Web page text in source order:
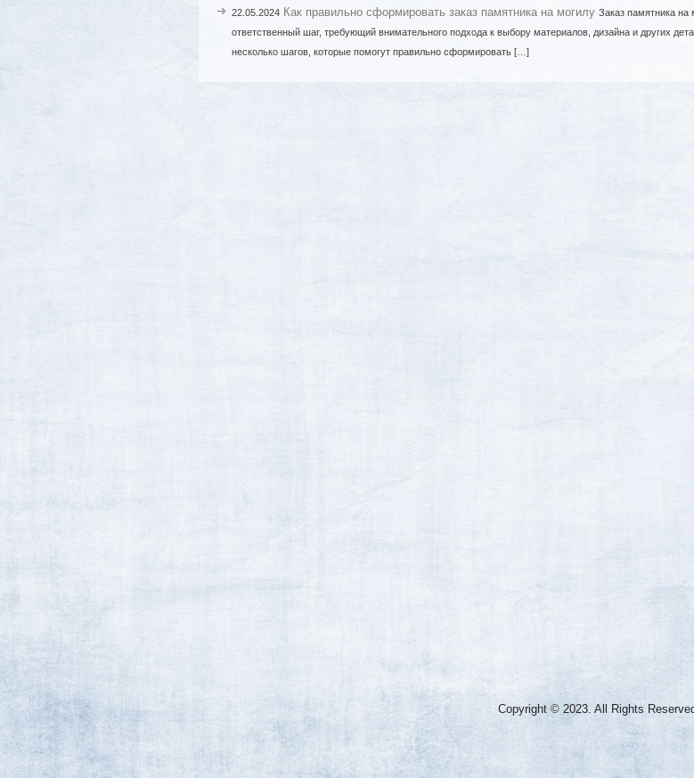
22.05.2024 Как правильно сформировать заказ памятника на могилу Заказ памятника
ответственный шаг, требующий внимательного подхода к выбору материалов, дизайна и других
несколько шагов, которые помогут правильно сформировать […]
Copyright © 2023. All Rights